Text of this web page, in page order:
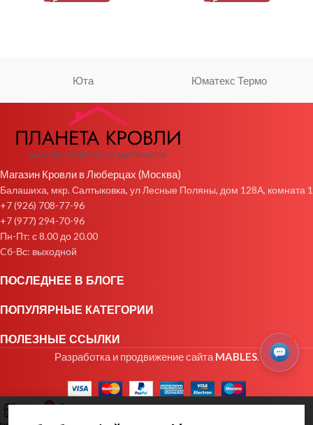
Юта Юматекс Термо
Магазин Кровли в Люберцах (Москва)
Балашиха, мкр. Салтыковка, ул Лесные Поляны, дом 128А, комната 1
+7 (926) 708-77-96
+7 (977) 294-70-96
Пн-Пт: с 8.00 до 20.00
Cб-Вс: выходной
ПОСЛЕДНЕЕ В БЛОГЕ
ПОПУЛЯРНЫЕ КАТЕГОРИИ
ПОЛЕЗНЫЕ ССЫЛКИ
Разработка и продвижение сайтаMABLES.
0